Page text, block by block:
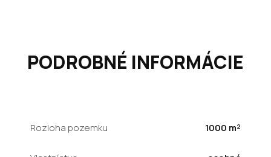
PODROBNÉ INFORMÁCIE
Rozloha pozemku 1000 m²